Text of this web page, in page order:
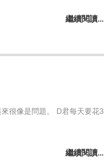
繼續閱讀...
很像是問題。 D君每天要花3
繼續閱讀...